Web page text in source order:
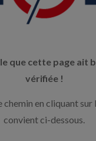
que cette page ait
vérifiée !
en cliquant sur
convient ci-dessous.